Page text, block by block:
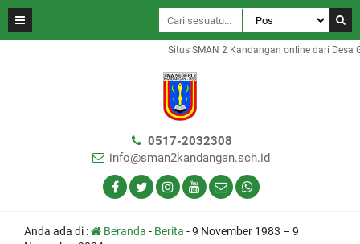
Situs SMAN 2 Kandangan online dari Desa
0517-2032308
info@sman2kandangan.sch.id
Anda ada di : Beranda - Berita -9 November 1983 – 9